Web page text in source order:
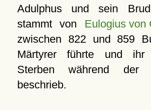
Adulphus und sein
stammt von Eulogius von
zwischen 822 und 859
Märtyrer führte und ihr
Sterben während der
beschrieb.